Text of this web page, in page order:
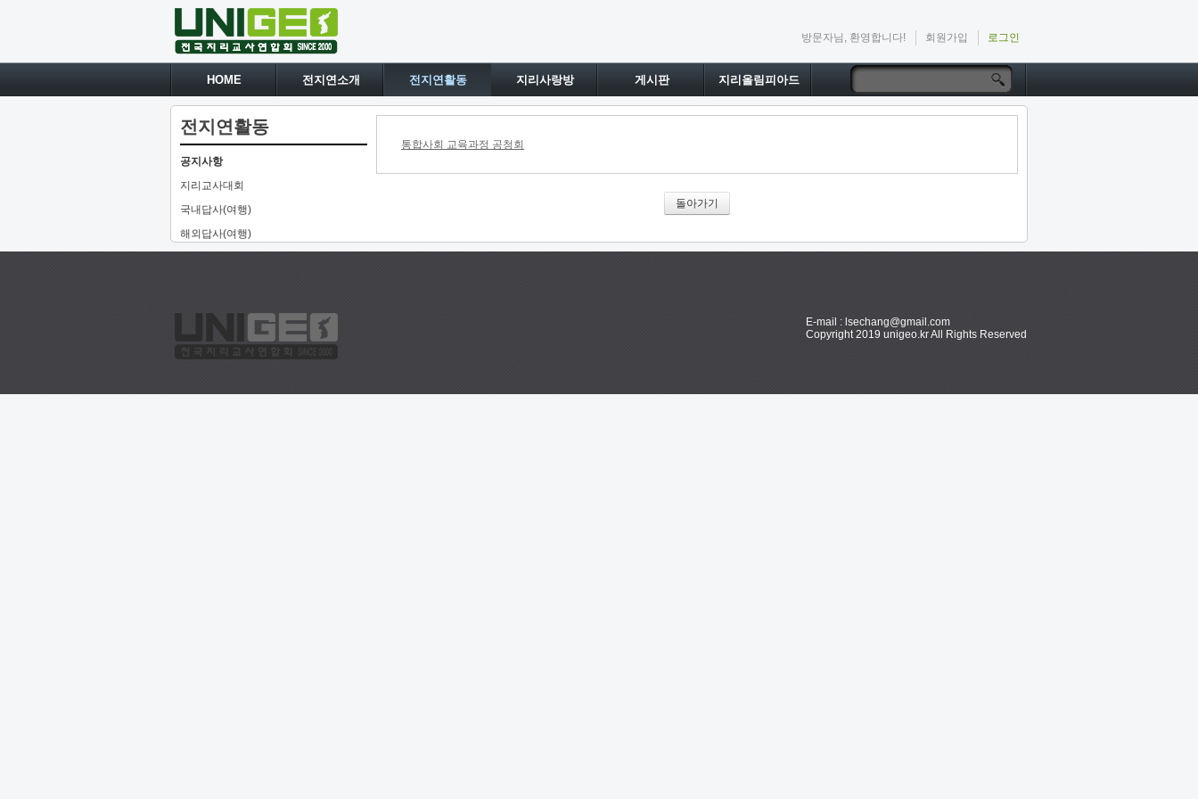
방문자님, 환영합니다! 회원가입 로그인
HOME 전지연소개 전지연활동 지리사랑방 게시판 지리올림피아드
전지연활동
공지사항
지리교사대회
국내답사(여행)
해외답사(여행)
통합사회 교육과정 공청회
돌아가기
E-mail : lsechang@gmail.com
Copyright 2019 unigeo.kr All Rights Reserved